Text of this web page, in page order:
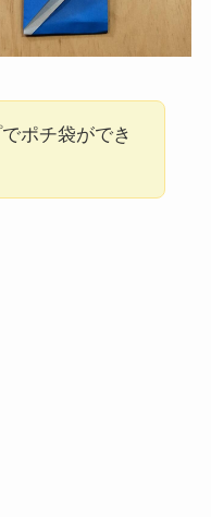
ポチ袋ができ